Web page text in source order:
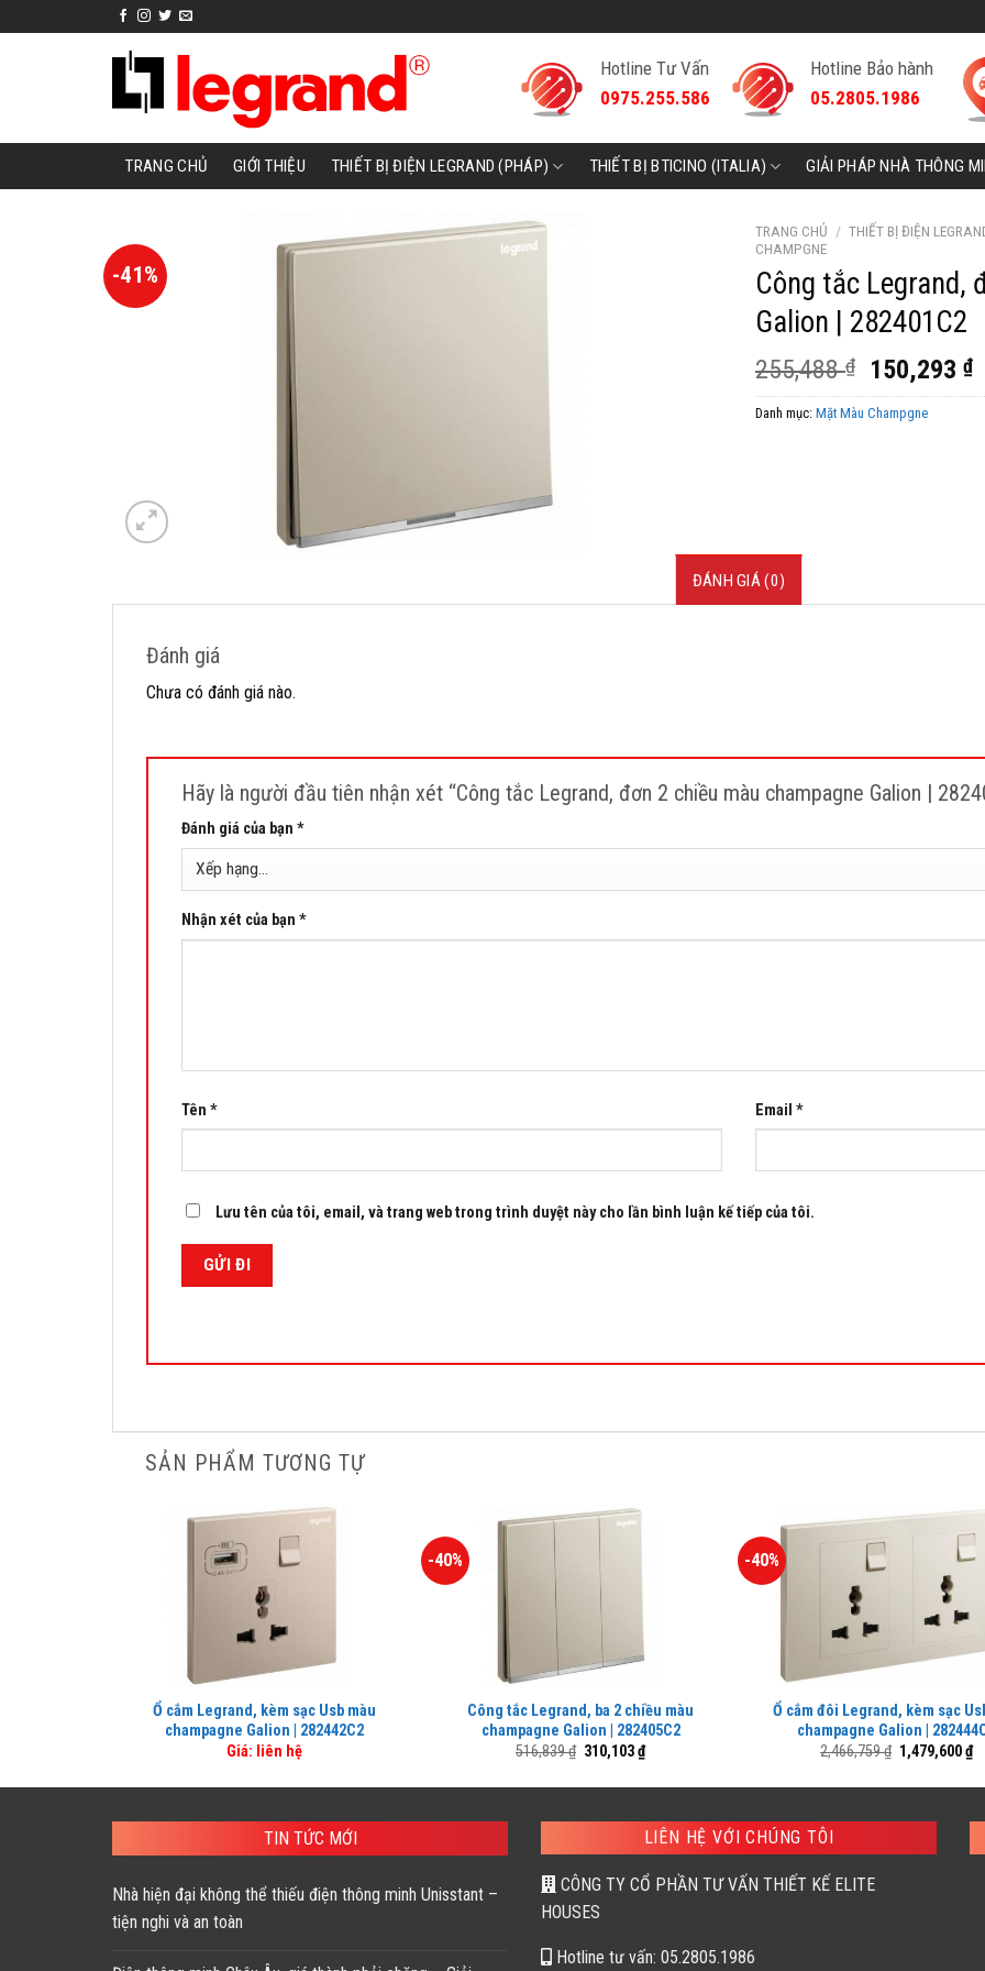
to
Hotline Tư Vấn
0975.255.586
Hotline Bảo hành
05.2805.1986
TRANG CHỦ GIỚI THIỆU THIẾT BỊ ĐIỆN LEGRAND (PHÁP) THIẾT BỊ BTICINO (ITALIA) GIẢI PHÁP NHÀ THÔNG
-41%
TRANG CHỦ / THIẾT BỊ ĐIỆN
CHAMPGNE
Công tắc Legrand,
Galion | 282401C2
255,488₫
Giá
gốc
là:
150,293₫
Danh mục: Mặt Màu Champgne
ĐÁNH GIÁ (0)
Đánh giá
Chưa có đánh giá nào.
Hãy là người đầu tiên nhận xét “Công tắc Legrand, đơn 2 chiều màu champagne Galion |
Đánh giá của bạn *
Nhận xét của bạn *
Tên * Email *
Lưu tên của tôi, email, và trang web trong trình duyệt này cho lần bình luận kế tiếp của tôi.
SẢN PHẨM TƯƠNG TỰ
Ổ cắm Legrand, kèm sạc Usb màu
champagne Galion | 282442C2
Giá: liên hệ
-40%
Công tắc Legrand, ba 2 chiều màu
champagne Galion | 282405C2
516,839₫ Giá
310,103₫Giá
hiện
-40%
Ổ cắm đôi Legrand, kèm sạc
champagne Galion |
2,466,759₫ Giá
gốc
1,479,600₫Giá
TIN TỨC MỚI
Nhà hiện đại không thể thiếu điện thông minh Unisstant –
tiện nghi và an toàn
LIÊN HỆ VỚI CHÚNG TÔI
CÔNG TY CỔ PHẦN TƯ VẤN THIẾT KẾ ELITE
HOUSES
Hotline tư vấn: 05.2805.1986